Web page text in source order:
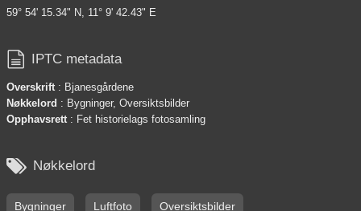
59° 54' 15.34" N, 11° 9' 42.43" E
 IPTC metadata
Overskrift : Bjanesgårdene
Nøkkelord : Bygninger, Oversiktsbilder
Opphavsrett : Fet historielags fotosamling
 Nøkkelord
Bygninger Luftfoto Oversiktsbilder